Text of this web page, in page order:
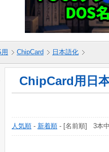
ChipCard 日本語化
ChipCard用日
人気順 - 新着順 - [名前順] 3本